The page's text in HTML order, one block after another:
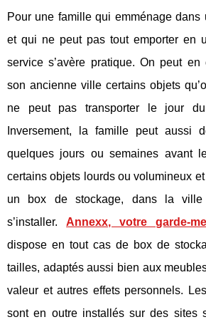
Pour une famille qui emménage
et qui ne peut pas tout emporter en
service s’avère pratique. On peut
son ancienne ville certains objets
ne peut pas transporter le jour du
Inversement, la famille peut aussi
quelques jours ou semaines avant
certains objets lourds ou volumineux et
un box de stockage, dans la
s’installer. Annexx, votre garde-
dispose en tout cas de box de
tailles, adaptés aussi bien aux
valeur et autres effets personnels.
sont en outre installés sur des sites